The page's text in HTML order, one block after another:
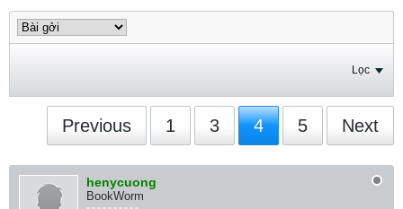
Lọc
Previous 1 3 4 5 Next
henycuong
BookWorm